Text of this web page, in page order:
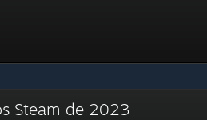
Steam de 2023